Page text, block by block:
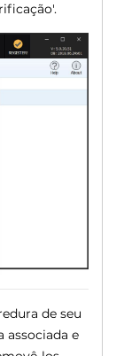
de seu
associada e